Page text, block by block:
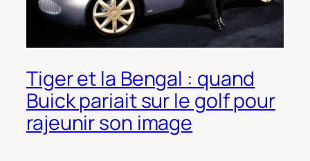
Tiger et la Bengal : quand
Buick pariait sur le golf pour
rajeunir son image